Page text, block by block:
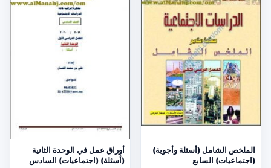
الملخص الشامل (أسئلة وأجوبة)
(اجتماعيات) السابع
أوراق عمل في الوحدة الثانية
(أسئلة) (اجتماعيات) السادس